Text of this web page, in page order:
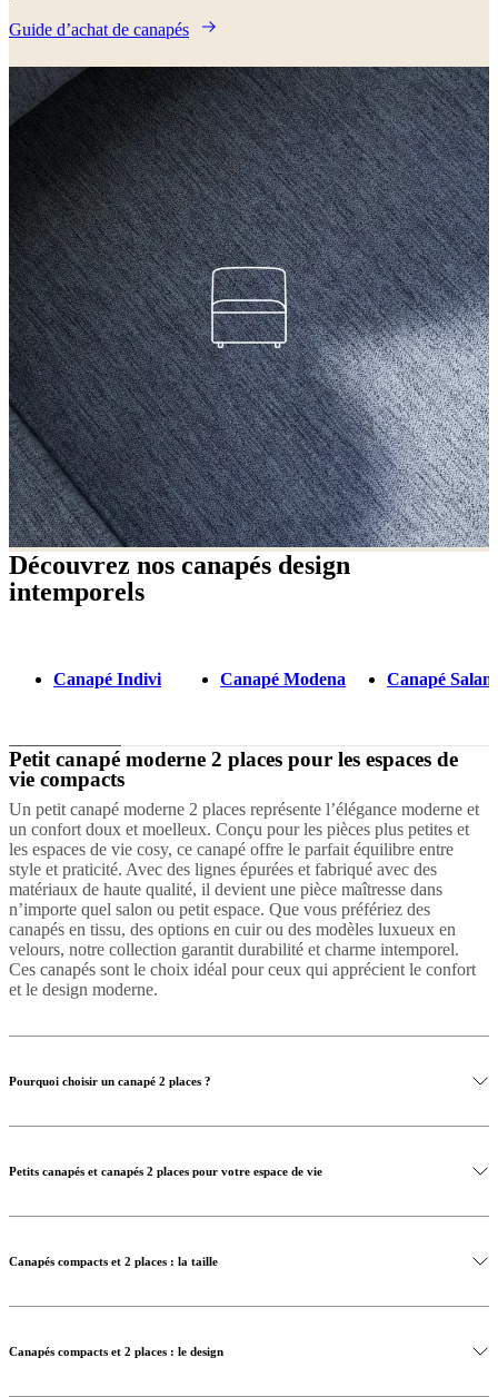
Guide d’achat de canapés
Découvrez nos canapés design
intemporels
Canapé Indivi Canapé Modena Canapé
Petit canapé moderne 2 places pour les espaces de
vie compacts
Un petit canapé moderne 2 places représente l’élégance moderne et
un confort doux et moelleux. Conçu pour les pièces plus petites et
les espaces de vie cosy, ce canapé offre le parfait équilibre entre
style et praticité. Avec des lignes épurées et fabriqué avec des
matériaux de haute qualité, il devient une pièce maîtresse dans
n’importe quel salon ou petit espace. Que vous préfériez des
canapés en tissu, des options en cuir ou des modèles luxueux en
velours, notre collection garantit durabilité et charme intemporel.
Ces canapés sont le choix idéal pour ceux qui apprécient le confort
et le design moderne.
Pourquoi choisir un canapé 2 places ?
Petits canapés et canapés 2 places pour votre espace de vie
Canapés compacts et 2 places : la taille
Canapés compacts et 2 places : le design